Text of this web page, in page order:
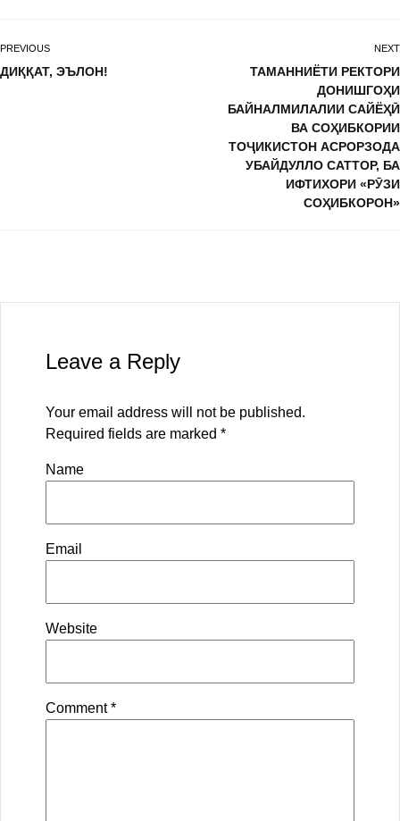
PREVIOUS
ДИҚҚАТ, ЭЪЛОН!
NEXT
ТАМАННИЁТИ РЕКТОРИ
ДОНИШГОҲИ
БАЙНАЛМИЛАЛИИ САЙЁҲӢ
ВА СОҲИБКОРИИ
ТОҶИКИСТОН АСРОРЗОДА
УБАЙДУЛЛО САТТОР, БА
ИФТИХОРИ «РӮЗИ
СОҲИБКОРОН»
Leave a Reply
Your email address will not be published.
Required fields are marked *
Name
Email
Website
Comment*